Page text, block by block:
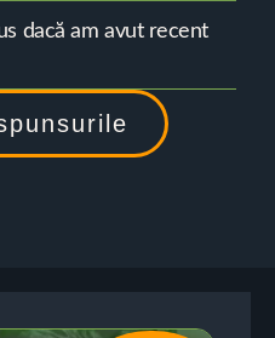
dacă am avut recent